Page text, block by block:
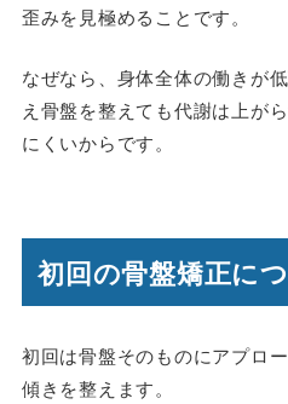
歪みを見極めることです。
なぜなら、身体全体の働きが
え骨盤を整えても代謝は上が
にくいからです。
初回の骨盤矯正に
初回は骨盤そのものにアプロ
傾きを整えます。